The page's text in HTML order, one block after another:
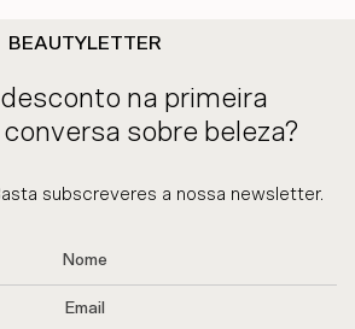
BEAUTYLETTER
na primeira
sobre beleza?
subscreveres a nossa newsletter.